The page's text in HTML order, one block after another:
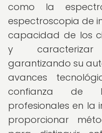
como la
espectroscopia de
capacidad de los
y caracterizar
garantizando su
avances
confianza de
profesionales en la
proporcionar